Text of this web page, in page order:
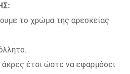
το χρώμα της αρεσκείας
έτσι ώστε να εφαρμόσει